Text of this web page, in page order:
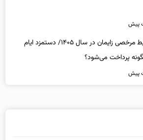
اعلام شرایط مرخصی زایمان در سال ۱۴۰۵/ دستمزد ایام
پرداخت می‌شود؟